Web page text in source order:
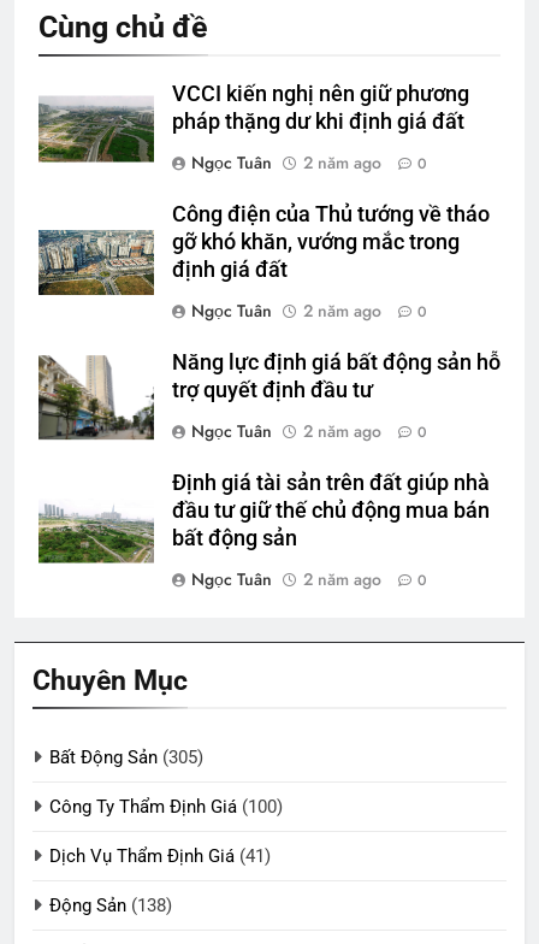
Cùng chủ đề
VCCI kiến nghị nên giữ phương
pháp thặng dư khi định giá đất
Ngọc Tuân
2 năm ago 0
Công điện của Thủ tướng về tháo
gỡ khó khăn, vướng mắc trong
định giá đất
Ngọc Tuân
2 năm ago 0
Năng lực định giá bất động sản hỗ
trợ quyết định đầu tư
Ngọc Tuân
2 năm ago 0
Định giá tài sản trên đất giúp nhà
đầu tư giữ thế chủ động mua bán
bất động sản
Ngọc Tuân
2 năm ago 0
Chuyên Mục
Bất Động Sản (305)
Công Ty Thẩm Định Giá (100)
Dịch Vụ Thẩm Định Giá (41)
Động Sản (138)